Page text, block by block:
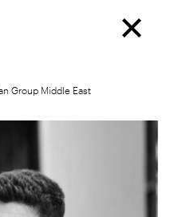
Group Middle East